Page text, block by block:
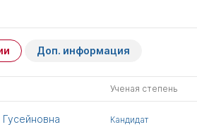
Доп. информация
Ученая степень
Кандидат